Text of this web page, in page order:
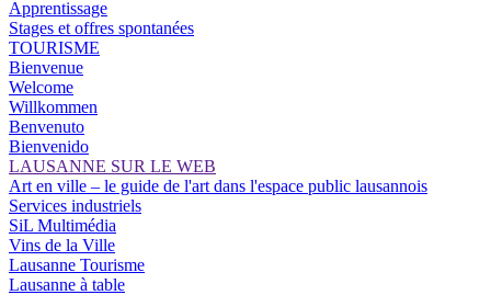
Apprentissage
Stages et offres spontanées
TOURISME
Bienvenue
Welcome
Willkommen
Benvenuto
Bienvenido
LAUSANNE SUR LE WEB
Art en ville – le guide de l'art dans l'espace public lausannois
Services industriels
SiL Multimédia
Vins de la Ville
Lausanne Tourisme
Lausanne à table